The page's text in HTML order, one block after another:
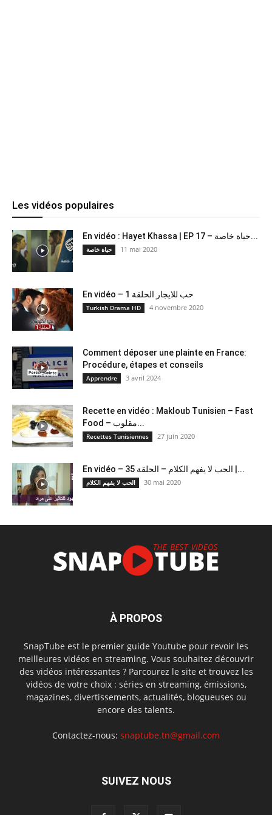
Les vidéos populaires
En vidéo : Hayet Khassa | EP 17 – حياة خاصة...
حياة خاصة 11 mai 2020
En vidéo – حب للايجار الحلقة 1
Turkish Drama HD 4 novembre 2020
Comment déposer une plainte en France:
Procédure, étapes et conseils
Apprendre 3 avril 2024
Recette en vidéo : Makloub Tunisien – Fast
Food – مقلوب...
Recettes Tunisiennes 27 juin 2020
En vidéo – الحب لا يفهم الكلام – الحلقة 35 |...
الحب لا يفهم الكلام 30 mai 2020
À PROPOS
SnapTube est le premier guide Youtube pour revoir les
meilleures vidéos en streaming. Vous souhaitez découvrir
des vidéos intéressantes ? Parcourez le site et trouvez les
vidéos de votre choix : séries en streaming, émissions,
magazines, divertissements, actualités, blogueuses ou
encore des talents.
Contactez-nous: snaptube.tn@gmail.com
SUIVEZ NOUS